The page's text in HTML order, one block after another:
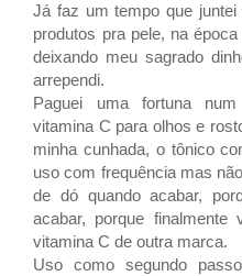
Já faz um tempo que
produtos pra pele, na
deixando meu sagrado
arrependi.
Paguei uma fortuna
vitamina C para olhos e
minha cunhada, o tônico
uso com frequência mas
de dó quando acabar,
acabar, porque finalmente
vitamina C de outra marca.
Uso como segundo